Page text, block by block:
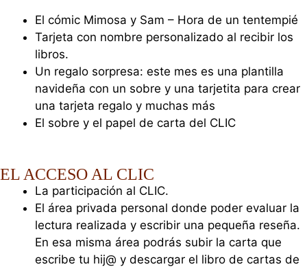
El cómic Mimosa y Sam – Hora de un tentempié
Tarjeta con nombre personalizado al recibir los
libros.
Un regalo sorpresa: este mes es una plantilla
navideña con un sobre y una tarjetita para crear
una tarjeta regalo y muchas más
El sobre y el papel de carta del CLIC
EL ACCESO AL CLIC
La participación al CLIC.
El área privada personal donde poder evaluar la
lectura realizada y escribir una pequeña reseña.
En esa misma área podrás subir la carta que
escribe tu hij@ y descargar el libro de cartas de